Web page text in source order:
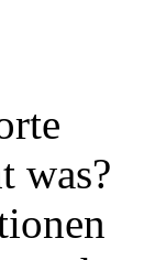
was?